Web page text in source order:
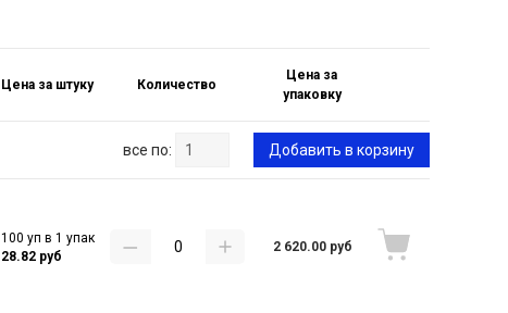
Цена за штуку Количество
Цена за
упаковку
все по: Добавить в корзину
100 уп в 1 упак
28.82 руб
2 620.00 руб